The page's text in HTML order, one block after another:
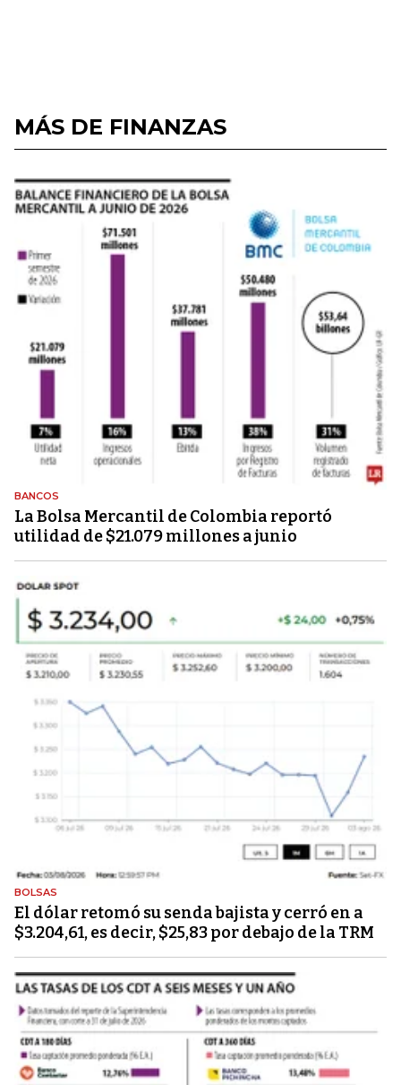
MÁS DE FINANZAS
BANCOS
La Bolsa Mercantil de Colombia reportó
utilidad de $21.079 millones a junio
BOLSAS
El dólar retomó su senda bajista y cerró en a
$3.204,61, es decir, $25,83 por debajo de la TRM